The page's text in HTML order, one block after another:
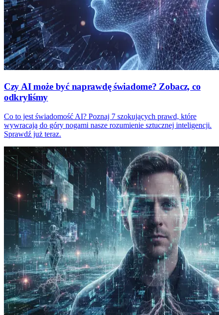
Czy AI może być naprawdę świadome? Zobacz, co
odkryliśmy
Co to jest świadomość AI? Poznaj 7 szokujących prawd, które
wywracają do góry nogami nasze rozumienie sztucznej inteligencji.
Sprawdź już teraz.